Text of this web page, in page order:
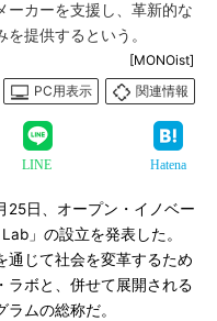
ーカーを支援し、革新的な
提供するという。
[MONOist]
PC用表示
関連情報
LINE Hatena
25日、オープン・イノベー
」の設立を発表した。
通じて社会を変革するため
ラボと、併せて展開される
ムの総称だ。